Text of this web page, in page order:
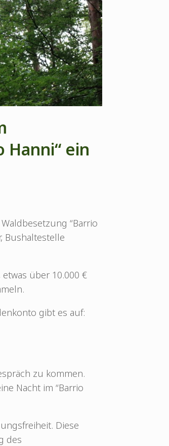
ein
“Barrio
Bushaltestelle
über 10.000 €
gibt es auf:
zu kommen.
Nacht im “Barrio
Diese
des